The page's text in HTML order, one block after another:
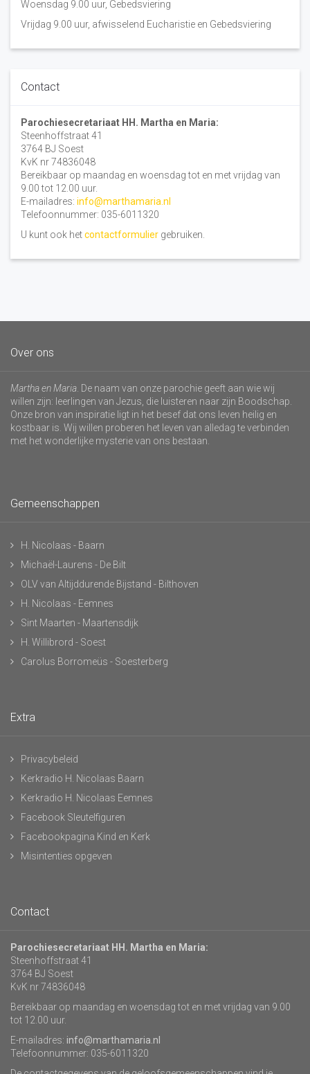
Woensdag 9.00 uur, Gebedsviering
Vrijdag 9.00 uur, afwisselend Eucharistie en Gebedsviering
Contact
Parochiesecretariaat HH. Martha en Maria:
Steenhoffstraat 41
3764 BJ Soest
KvK nr 74836048
Bereikbaar op maandag en woensdag tot en met vrijdag van
9.00 tot 12.00 uur.
E-mailadres: info@marthamaria.nl
Telefoonnummer: 035-6011320
U kunt ook hetcontactformulier gebruiken.
Over ons
Martha en Maria . De naam van onze parochie geeft aan wie wij
willen zijn: leerlingen van Jezus, die luisteren naar zijn Boodschap.
Onze bron van inspiratie ligt in het besef dat ons leven heilig en
kostbaar is. Wij willen proberen het leven van alledag te verbinden
met het wonderlijke mysterie van ons bestaan.
Gemeenschappen
H. Nicolaas - Baarn
Michaël-Laurens - De Bilt
OLV van Altijddurende Bijstand - Bilthoven
H. Nicolaas - Eemnes
Sint Maarten - Maartensdijk
H. Willibrord - Soest
Carolus Borromeüs - Soesterberg
Extra
Privacybeleid
Kerkradio H. Nicolaas Baarn
Kerkradio H. Nicolaas Eemnes
Facebook Sleutelfiguren
Facebookpagina Kind en Kerk
Misintenties opgeven
Contact
Parochiesecretariaat HH. Martha en Maria:
Steenhoffstraat 41
3764 BJ Soest
KvK nr 74836048
Bereikbaar op maandag en woensdag tot en met vrijdag van 9.00
tot 12.00 uur.
E-mailadres: info@marthamaria.nl
Telefoonnummer: 035-6011320